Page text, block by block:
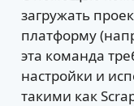
загружать
платформу
эта команда
настройки и
такими как